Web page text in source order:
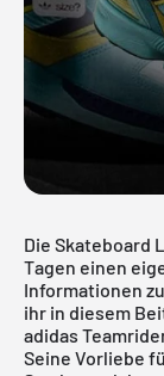
Die Skateboard
Tagen einen
Informationen
ihr in diesem
adidas
Seine Vorliebe